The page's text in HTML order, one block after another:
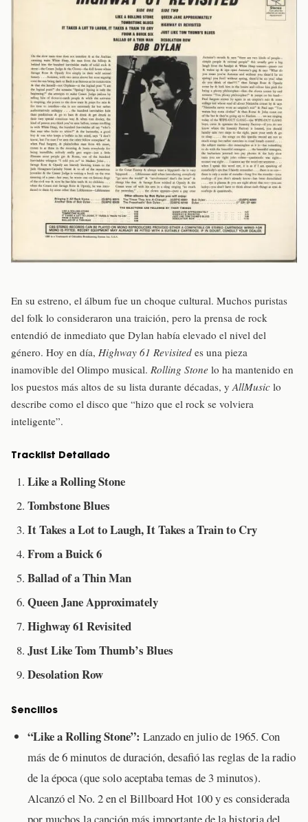
En su estreno, el álbum fue un choque cultural. Muchos puristas
del folk lo consideraron una traición, pero la prensa de rock
entendió de inmediato que Dylan había elevado el nivel del
género. Hoy en día, Highway 61 Revisited es una pieza
inamovible del Olimpo musical. Rolling Stone lo ha mantenido en
los puestos más altos de su lista durante décadas, yAllMusic lo
describe como el disco que “hizo que el rock se volviera
inteligente”.
Tracklist Detallado
Like a Rolling Stone
Tombstone Blues
It Takes a Lot to Laugh, It Takes a Train to Cry
From a Buick 6
Ballad of a Thin Man
Queen Jane Approximately
Highway 61 Revisited
Just Like Tom Thumb’s Blues
Desolation Row
Sencillos
“Like a Rolling Stone”: Lanzado en julio de 1965. Con
más de 6 minutos de duración, desafió las reglas de la radio
de la época (que solo aceptaba temas de 3 minutos).
Alcanzó el No. 2 en el Billboard Hot 100 y es considerada
por muchos la canción más importante de la historia del